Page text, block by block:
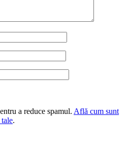
a reduce spamul. Află cum sunt
.